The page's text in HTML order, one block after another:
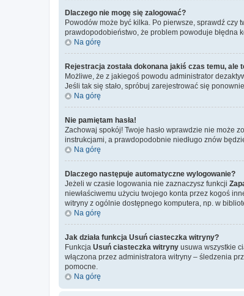
Dlaczego nie mogę się zalogować?
Powodów może być kilka. Po pierwsze, sprawdź czy
prawdopodobieństwo, że problem powoduje błędna
Na górę
Rejestracja została dokonana jakiś czas temu, ale
Możliwe, że z jakiegoś powodu administrator
Jeśli tak się stało, spróbuj zarejestrować się
Na górę
Nie pamiętam hasła!
Zachowaj spokój! Twoje hasło wprawdzie nie może
instrukcjami, a prawdopodobnie niedługo znów
Na górę
Dlaczego następuje automatyczne wylogowanie?
Jeżeli w czasie logowania nie zaznaczysz funkcji
niewłaściwemu użyciu twojego konta przez kogoś
witryny z ogólnie dostępnego komputera, np. w
Na górę
Jak działa funkcja Usuń ciasteczka witryny?
Funkcja Usuń ciasteczka witryny usuwa wszystkie
włączona przez administratora witryny – śledzenia
pomocne.
Na górę